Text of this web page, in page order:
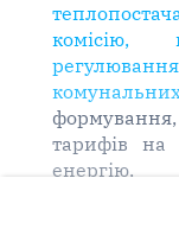
комісію,
тарифів на